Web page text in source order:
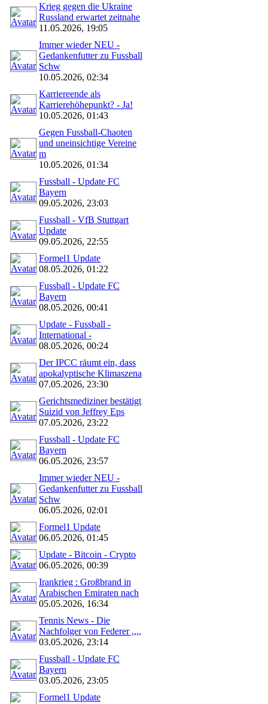
Krieg gegen die Ukraine
Russland erwartet zeitnahe
11.05.2026, 19:05
Immer wieder NEU -
Gedankenfutter zu Fussball
Schw
10.05.2026, 02:34
Karriereende als
Karrierehöhepunkt? - Ja!
10.05.2026, 01:43
Gegen Fussball-Chaoten
und uneinsichtige Vereine
m
10.05.2026, 01:34
Fussball - Update FC
Bayern
09.05.2026, 23:03
Fussball - VfB Stuttgart
Update
09.05.2026, 22:55
Formel1 Update
08.05.2026, 01:22
Fussball - Update FC
Bayern
08.05.2026, 00:41
Update - Fussball -
International -
08.05.2026, 00:24
Der IPCC räumt ein, dass
apokalyptische Klimaszena
07.05.2026, 23:30
Gerichtsmediziner bestätigt
Suizid von Jeffrey Eps
07.05.2026, 23:22
Fussball - Update FC
Bayern
06.05.2026, 23:57
Immer wieder NEU -
Gedankenfutter zu Fussball
Schw
06.05.2026, 02:01
Formel1 Update
06.05.2026, 01:45
Update - Bitcoin - Crypto
06.05.2026, 00:39
Irankrieg : Großbrand in
Arabischen Emiraten nach
05.05.2026, 16:34
Tennis News - Die
Nachfolger von Federer ,,,,
03.05.2026, 23:14
Fussball - Update FC
Bayern
03.05.2026, 23:05
Formel1 Update